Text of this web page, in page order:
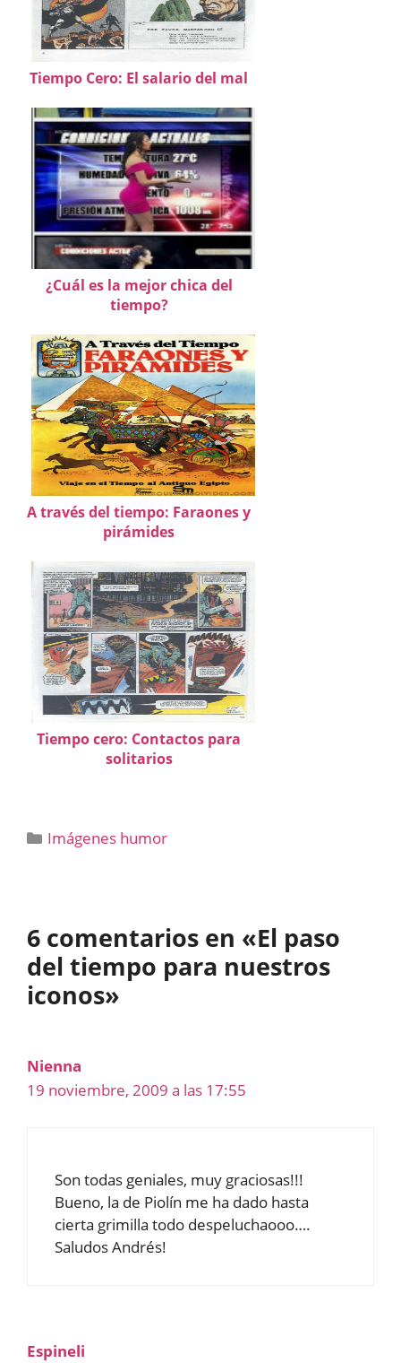
Tiempo Cero: El salario del mal
¿Cuál es la mejor chica del
tiempo?
A través del tiempo: Faraones y
pirámides
Tiempo cero: Contactos para
solitarios
Categorías
Imágenes humor
6 comentarios en «El paso
del tiempo para nuestros
iconos»
Nienna
19 noviembre, 2009 a las 17:55
Son todas geniales, muy graciosas!!!
Bueno, la de Piolín me ha dado hasta
cierta grimilla todo despeluchaooo….
Saludos Andrés!
Espineli